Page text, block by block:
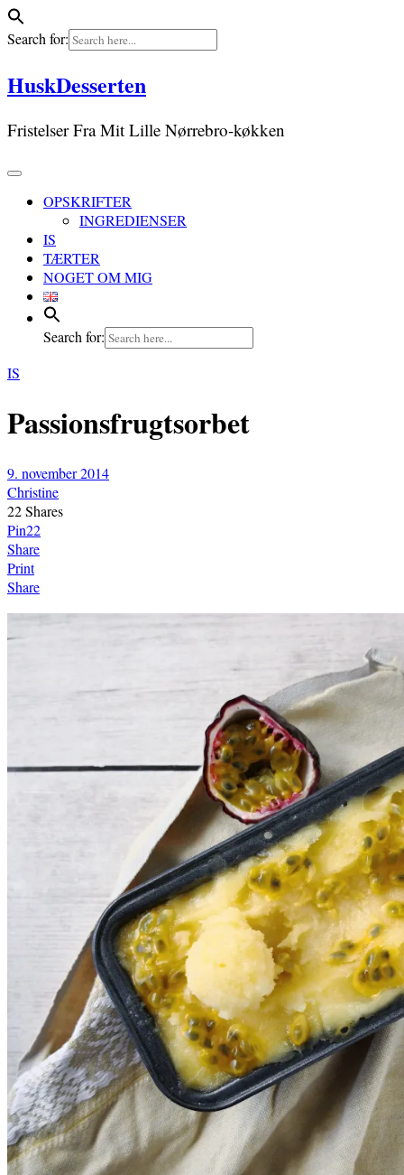
Search for:
Skip
to
HuskDesserten
Fristelser Fra Mit Lille Nørrebro-køkken
OPSKRIFTER
INGREDIENSER
IS
TÆRTER
NOGET OM MIG
Search for:
IS
Passionsfrugtsorbet
9. november 2014
Christine
22Shares
Pin22
Share
Print
Share